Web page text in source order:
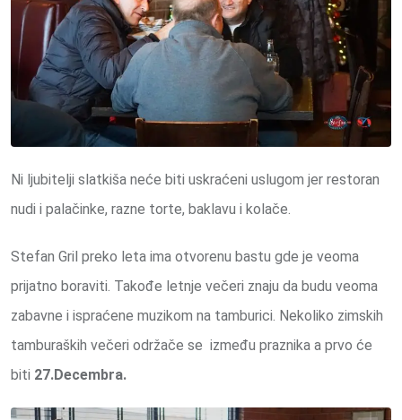
Ni ljubitelji slatkiša neće biti uskraćeni uslugom jer restoran
nudi i palačinke, razne torte, baklavu i kolače.
Stefan Gril preko leta ima otvorenu bastu gde je veoma
prijatno boraviti. Takođe letnje večeri znaju da budu veoma
zabavne i ispraćene muzikom na tamburici. Nekoliko zimskih
tamburaških večeri održače se između praznika a prvo će
biti 27.Decembra.